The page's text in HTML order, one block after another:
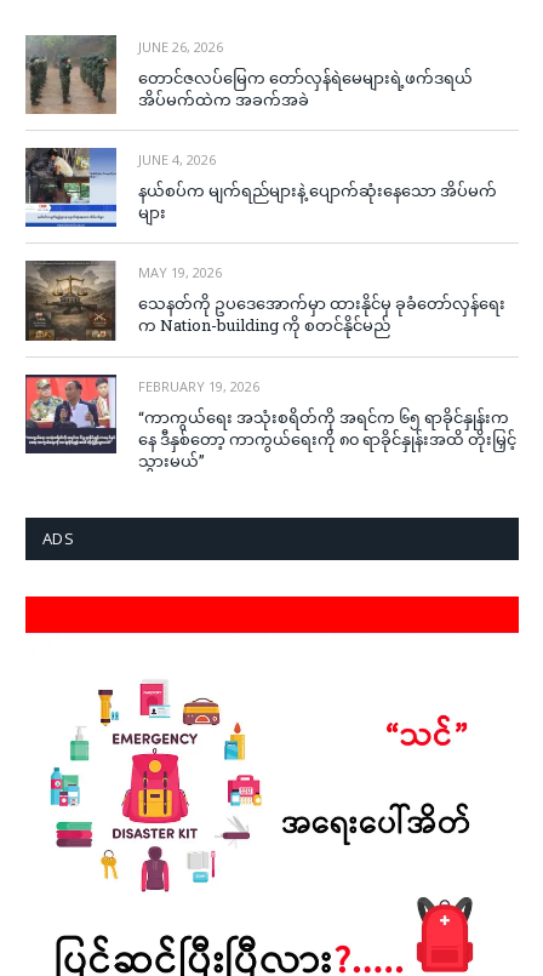
JUNE 26, 2026
တောင်ဇလပ်မြေက တော်လှန်ရဲမေများရဲ့ဖက်ဒရယ်
အိပ်မက်ထဲက အခက်အခဲ
JUNE 4, 2026
နယ်စပ်က မျက်ရည်များနဲ့ ပျောက်ဆုံးနေသော အိပ်မက်
များ
MAY 19, 2026
သေနတ်ကို ဥပဒေအောက်မှာ ထားနိုင်မှ ခုခံတော်လှန်ရေး
က Nation-building ကို စတင်နိုင်မည်
FEBRUARY 19, 2026
“ကာကွယ်ရေး အသုံးစရိတ်ကို အရင်က ၆၅ ရာခိုင်နှုန်းက
နေ ဒီနှစ်တော့ ကာကွယ်ရေးကို ၈၀ ရာခိုင်နှုန်းအထိ တိုးမြှင့်
သွားမယ်”
ADS